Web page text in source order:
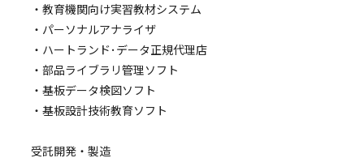
・教育機関向け実習教材システム
・パーソナルアナライザ
・ハートランド･データ正規代理店
・部品ライブラリ管理ソフト
・基板データ検図ソフト
・基板設計技術教育ソフト
受託開発・製造